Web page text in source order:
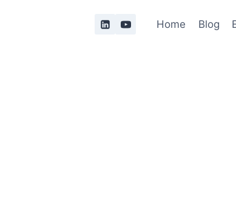
Home Blog